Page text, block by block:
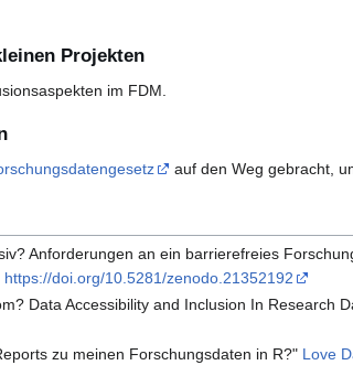
Projekten
im FDM.
auf den Weg gebracht,
Anforderungen an ein barrierefreies
https://doi.org/10.5281/zenodo.21352192
Data Accessibility and Inclusion In Research
zu meinen Forschungsdaten in R?" Love